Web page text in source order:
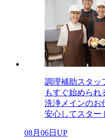
調理補助スタッ
もすぐ始められ
洗浄メインのお
安心してスター
08月06日UP